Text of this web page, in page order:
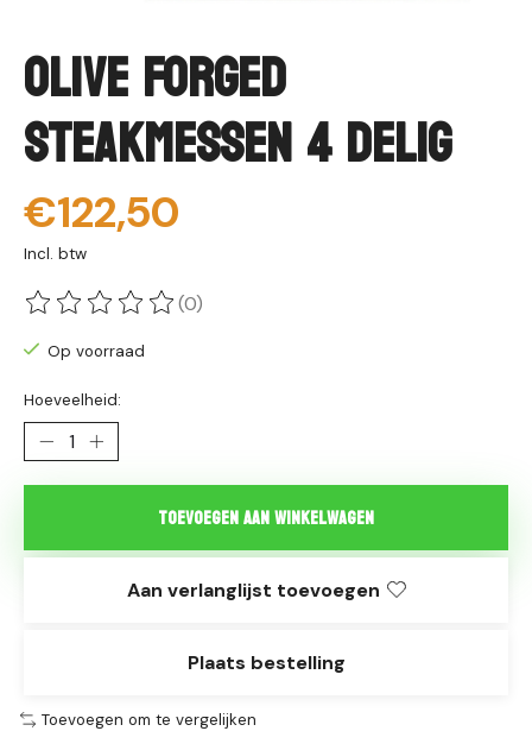
Olive Forged
Steakmessen 4 delig
€122,50
Incl. btw
De beoordeling van dit product is
(0)
Op voorraad
Hoeveelheid:
Toevoegen aan winkelwagen
Aan verlanglijst toevoegen
Plaats bestelling
Toevoegen om te vergelijken